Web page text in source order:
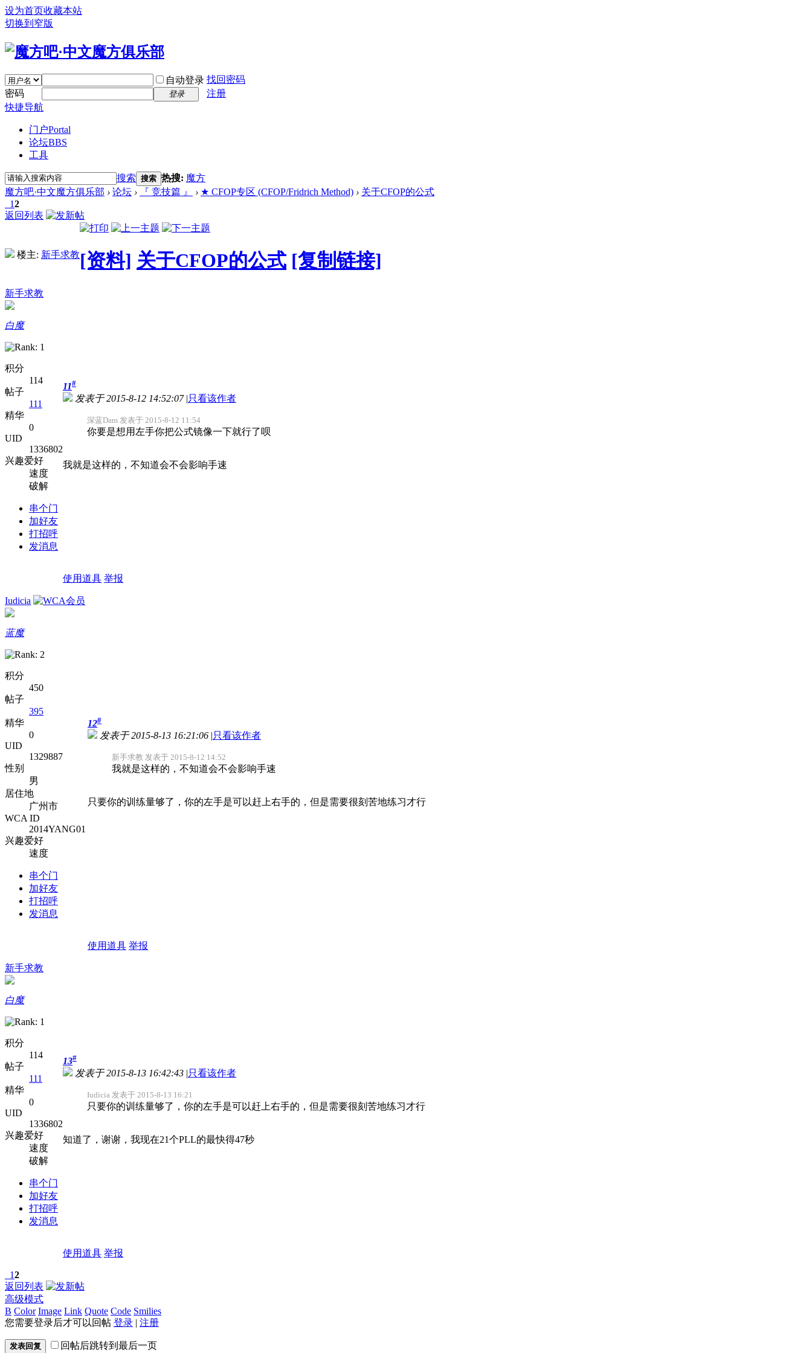
设为首页收藏本站
切换到窄版
自动登录 找回密码
密码
登录
注册
快捷导航
门户Portal
论坛BBS
工具
搜索 搜索 热搜: 魔方
魔方吧·中文魔方俱乐部 › 论坛 › 『 竞技篇 』 › ★ CFOP专区 (CFOP/Fridrich Method) › 关于CFOP的公式
12
返回列表
楼主: 新手求教[资料] 关于CFOP的公式 [复制链接]
新手求教
白魔
积分
114
帖子
111
精华
0
UID
1336802
兴趣爱好
速度
破解
串个门
加好友
打招呼
发消息
11#
发表于 2015-8-12 14:52:07 |只看该作者
深蓝Dam 发表于 2015-8-12 11:54
你要是想用左手你把公式镜像一下就行了呗
我就是这样的，不知道会不会影响手速
使用道具 举报
Iudicia
蓝魔
积分
450
帖子
395
精华
0
UID
1329887
性别
男
居住地
广州市
WCA ID
2014YANG01
兴趣爱好
速度
串个门
加好友
打招呼
发消息
12#
发表于 2015-8-13 16:21:06 |只看该作者
新手求教 发表于 2015-8-12 14:52
我就是这样的，不知道会不会影响手速
只要你的训练量够了，你的左手是可以赶上右手的，但是需要很刻苦地练习才行
使用道具 举报
新手求教
白魔
积分
114
帖子
111
精华
0
UID
1336802
兴趣爱好
速度
破解
串个门
加好友
打招呼
发消息
13#
发表于 2015-8-13 16:42:43 |只看该作者
Iudicia 发表于 2015-8-13 16:21
只要你的训练量够了，你的左手是可以赶上右手的，但是需要很刻苦地练习才行
知道了，谢谢，我现在21个PLL的最快得47秒
使用道具 举报
12
返回列表
高级模式
B Color Image Link Quote Code Smilies
您需要登录后才可以回帖 登录 | 注册
发表回复 回帖后跳转到最后一页